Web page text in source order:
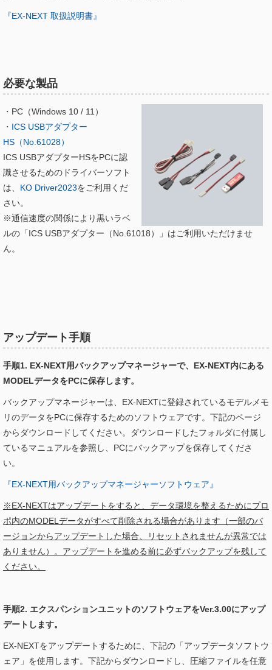
『EX-NEXT 取扱説明書』
必要な製品
・PC（Windows 10 / 11）
・ ICS USBアダプター
HS（No.61028）
ICS USBアダプターHSをPCに認
識させるためのドライバーソフト
は、 KO Driver2023をご利用くだ
さい。
※通信速度の関係により黒いラベ
ルの「ICS USBアダプター（No.61018）」はご利用いただけませ
ん。
アップデート手順
手順1. EX-NEXT用バックアップマネージャーで、EX-NEXT内にある
MODELデータをPCに保存します。
バックアップマネージャーは、EX-NEXTに登録されているモデルメモ
リのデータをPCに保存するためのソフトウェアです。下記のページ
からダウンロードしてください。ダウンロードしたフォルダに付属し
ているマニュアルを参照し、PCにバックアップを保存してくださ
い。
『EX-NEXT用バックアップマネージャーソフトウェア』
※EX-NEXTはアップデートをすると、データ環境を整えるためにプロ
ポ内のMODELデータがすべて削除される場合があります（一部のバ
ージョンからアップデートした場合、リセットされませんが異常では
ありません）。アップデートを進める前に必ずバックアップを残して
ください。
手順2. エクスパンションユニットのソフトウェアをVer.3.00にアップ
デートします。
EX-NEXTをアップデートするために、下記の「アップデータソフトウ
ェア」を使用します。下記からダウンロードし、圧縮ファイルを任意